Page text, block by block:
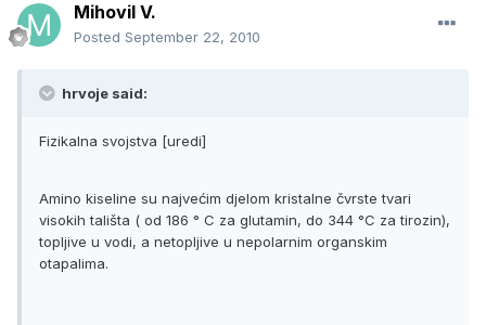
Mihovil V.
Posted September 22, 2010
hrvoje said:
Fizikalna svojstva [uredi]
Amino kiseline su najvećim djelom kristalne čvrste tvari
visokih tališta ( od 186 ° C za glutamin, do 344 °C za tirozin),
topljive u vodi, a netopljive u nepolarnim organskim
otapalima.